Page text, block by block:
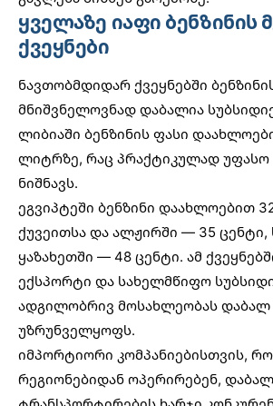
ყველაზე იაფი ბენზინის
ქვეყნები
ნავთობმდიდარ ქვეყნებში
მნიშვნელოვნად დაბალია
ლიბიაში ბენზინის ფასი
ლიტრზე, რაც პრაქტიკულად უფასო
ნიშნავს.
ეგვიპტეში ბენზინი დაახლოებით
ქუვეითსა და ალჟირში — 35
ყაზახეთში — 48 ცენტი. ამ
ექსპორტი და სახელმწიფო
ადგილობრივ მოსახლეობას დაბალ
უზრუნველყოფს.
იმპორტიორი კომპანიებისთვის,
რეგიონებიდან ოპერირებენ,